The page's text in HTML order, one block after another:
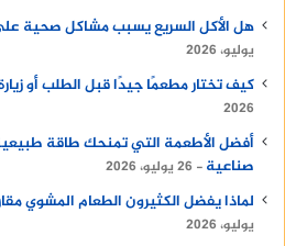
هل الأكل السريع يسبب مشاكل صحية
يوليو، 2026
كيف تختار مطعمًا جيدًا قبل الطلب أو
2026
أفضل الأطعمة التي تمنحك طاقة
صناعية
26 يوليو، 2026
لماذا يفضل الكثيرون الطعام المشوي
يوليو، 2026